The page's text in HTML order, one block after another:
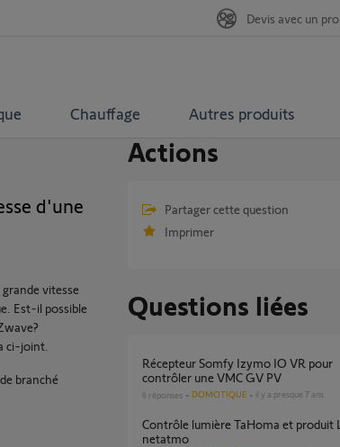
Chauffage Autres produits
Devis avec un pro
d'une
vitesse
Est-il possible
ci-joint.
branché
Actions
Partager cette question
Imprimer
Questions liées
Récepteur Somfy Izymo IO VR pour
contrôler une VMC GV PV
6 réponses DOMOTIQUE il y a presque 7 ans
Contrôle lumière TaHoma et produit Legrand
netatmo